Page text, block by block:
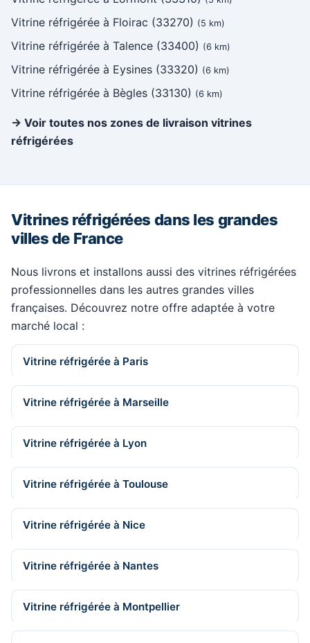
Vitrine réfrigérée à Floirac (33270) (5 km)
Vitrine réfrigérée à Talence (33400) (6 km)
Vitrine réfrigérée à Eysines (33320) (6 km)
Vitrine réfrigérée à Bègles (33130) (6 km)
→ Voir toutes nos zones de livraison vitrines
réfrigérées
Vitrines réfrigérées dans les grandes
villes de France
Nous livrons et installons aussi des vitrines réfrigérées
professionnelles dans les autres grandes villes
françaises. Découvrez notre offre adaptée à votre
marché local :
Vitrine réfrigérée à Paris
Vitrine réfrigérée à Marseille
Vitrine réfrigérée à Lyon
Vitrine réfrigérée à Toulouse
Vitrine réfrigérée à Nice
Vitrine réfrigérée à Nantes
Vitrine réfrigérée à Montpellier